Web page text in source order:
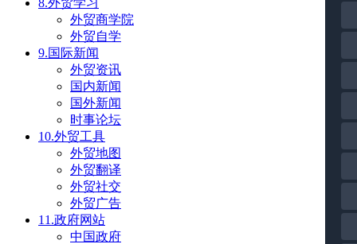
8.外贸学习
外贸商学院
外贸自学
9.国际新闻
外贸资讯
国内新闻
国外新闻
时事论坛
10.外贸工具
外贸地图
外贸翻译
外贸社交
外贸广告
11.政府网站
中国政府